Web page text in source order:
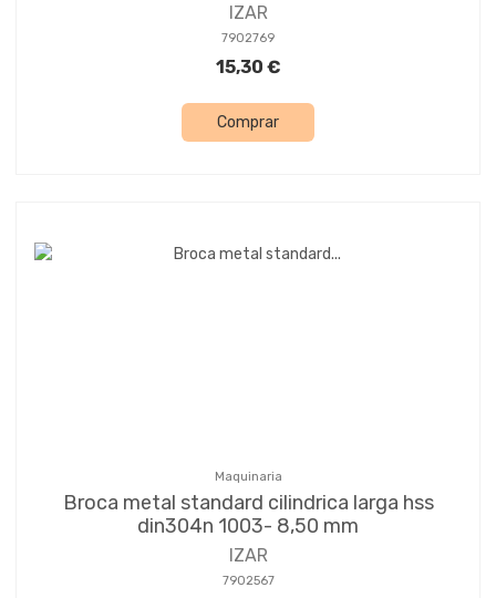
IZAR
7902769
15,30 €
Comprar
Maquinaria
Broca metal standard cilindrica larga hss
din304n 1003- 8,50 mm
IZAR
7902567